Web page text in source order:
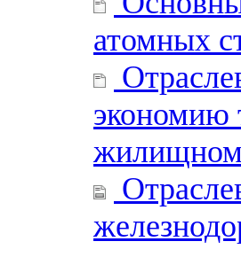
атомных
экономию